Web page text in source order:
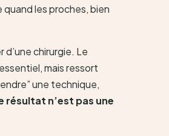
les proches, bien
chirurgie. Le
mais ressort
une technique,
résultat n’est pas une